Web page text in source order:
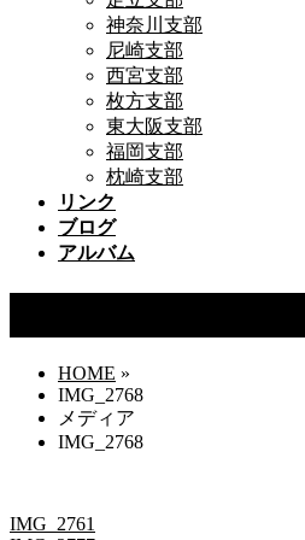
神奈川支部
尼崎支部
西宮支部
枚方支部
東大阪支部
福岡支部
枕崎支部
リンク
ブログ
アルバム
HOME »
IMG_2768
メディア
IMG_2768
IMG_2761